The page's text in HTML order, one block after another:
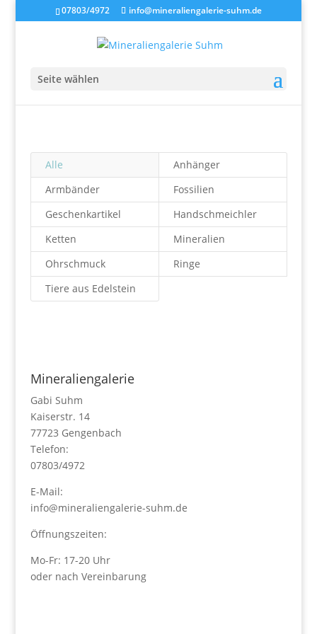
07803/4972 info@mineraliengalerie-suhm.de
Seite wählen
Alle
Anhänger
Armbänder
Fossilien
Geschenkartikel
Handschmeichler
Ketten
Mineralien
Ohrschmuck
Ringe
Tiere aus Edelstein
Mineraliengalerie
Gabi Suhm
Kaiserstr. 14
77723 Gengenbach
Telefon:
07803/4972
E-Mail:
info@mineraliengalerie-suhm.de
Öffnungszeiten:
Mo-Fr: 17-20 Uhr
oder nach Vereinbarung